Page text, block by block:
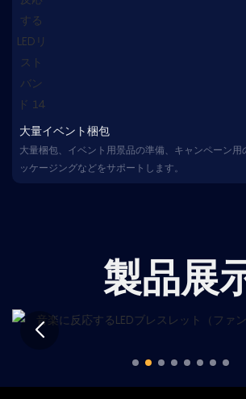
大量イベント梱包
大量梱包、イベント用景品の準備、キャンペーン
ッケージングなどをサポートします。
製品展